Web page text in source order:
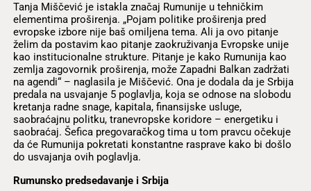
Tanja Miščević je istakla značaj Rumunije u tehničkim
elementima proširenja. „Pojam politike proširenja pred
evropske izbore nije baš omiljena tema. Ali ja ovo pitanje
želim da postavim kao pitanje zaokruživanja Evropske unije
kao institucionalne strukture. Pitanje je kako Rumunija kao
zemlja zagovornik proširenja, može Zapadni Balkan zadržati
na agendi“ – naglasila je Miščević. Ona je dodala da je Srbija
predala na usvajanje 5 poglavlja, koja se odnose na slobodu
kretanja radne snage, kapitala, finansijske usluge,
saobraćajnu politku, tranevropske koridore – energetiku i
saobraćaj. Šefica pregovaračkog tima u tom pravcu očekuje
da će Rumunija pokretati konstantne rasprave kako bi došlo
do usvajanja ovih poglavlja.
Rumunsko predsedavanje i Srbija